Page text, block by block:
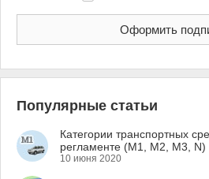
Популярные статьи
Категории транспортных
регламенте (M1, M2, M3, N)
10 июня 2020